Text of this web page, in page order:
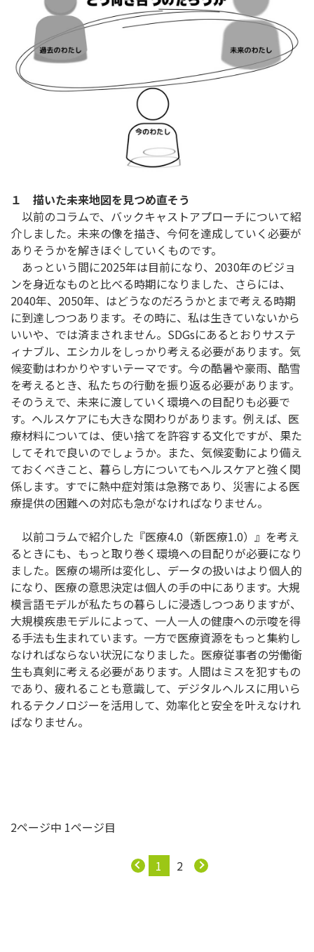
１ 描いた未来地図を見つめ直そう
以前のコラムで、バックキャストアプローチについて紹
介しました。未来の像を描き、今何を達成していく必要が
ありそうかを解きほぐしていくものです。
あっという間に2025年は目前になり、2030年のビジョ
ンを身近なものと比べる時期になりました、さらには、
2040年、2050年、はどうなのだろうかとまで考える時期
に到達しつつあります。その時に、私は生きていないから
いいや、では済まされません。SDGsにあるとおりサステ
ィナブル、エシカルをしっかり考える必要があります。気
候変動はわかりやすいテーマです。今の酷暑や豪雨、酷雪
を考えるとき、私たちの行動を振り返る必要があります。
そのうえで、未来に渡していく環境への目配りも必要で
す。ヘルスケアにも大きな関わりがあります。例えば、医
療材料については、使い捨てを許容する文化ですが、果た
してそれで良いのでしょうか。また、気候変動により備え
ておくべきこと、暮らし方についてもヘルスケアと強く関
係します。すでに熱中症対策は急務であり、災害による医
療提供の困難への対応も急がなければなりません。
以前コラムで紹介した『医療4.0（新医療1.0）』を考え
るときにも、もっと取り巻く環境への目配りが必要になり
ました。医療の場所は変化し、データの扱いはより個人的
になり、医療の意思決定は個人の手の中にあります。大規
模言語モデルが私たちの暮らしに浸透しつつありますが、
大規模疾患モデルによって、一人一人の健康への示唆を得
る手法も生まれています。一方で医療資源をもっと集約し
なければならない状況になりました。医療従事者の労働衛
生も真剣に考える必要があります。人間はミスを犯すもの
であり、疲れることも意識して、デジタルヘルスに用いら
れるテクノロジーを活用して、効率化と安全を叶えなけれ
ばなりません。
2ページ中 1ページ目
1 2